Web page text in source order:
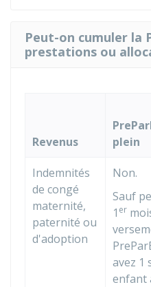
Peut-on cumuler la
prestations ou
Revenus
plein
Indemnités
de congé
maternité,
paternité ou
d'adoption
Non.
Sauf
1 er
avez 1
enfant